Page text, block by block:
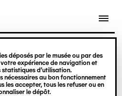
déposés par le musée ou par des
expérience de navigation et
statistiques d’utilisation.
nécessaires au bon fonctionnement
les accepter, tous les refuser ou en
le dépôt.